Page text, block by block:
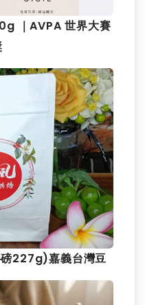
｜AVPA 世界大賽
227g)嘉義台灣豆